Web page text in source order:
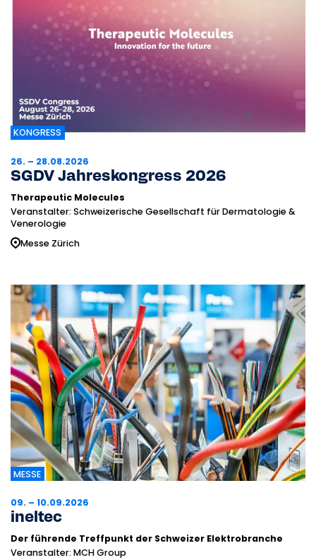
KONGRESS
26. – 28.08.2026
SGDV Jahreskongress 2026
Therapeutic Molecules
Veranstalter: Schweizerische Gesellschaft für Dermatologie &
Venerologie
Messe Zürich
MESSE
09. – 10.09.2026
ineltec
Der führende Treffpunkt der Schweizer Elektrobranche
Veranstalter: MCH Group